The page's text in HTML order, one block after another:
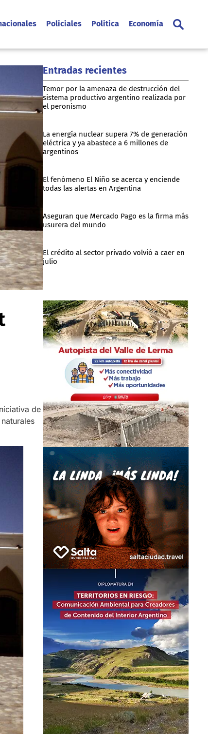
Policiales Politica Economía
de
Entradas recientes
Temor por la amenaza de destrucción del
sistema productivo argentino realizada por
el peronismo
La energía nuclear supera 7% de generación
eléctrica y ya abastece a 6 millones de
argentinos
El fenómeno El Niño se acerca y enciende
todas las alertas en Argentina
Aseguran que Mercado Pago es la firma más
usurera del mundo
El crédito al sector privado volvió a caer en
julio